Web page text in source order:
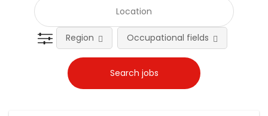
Region Occupational fields